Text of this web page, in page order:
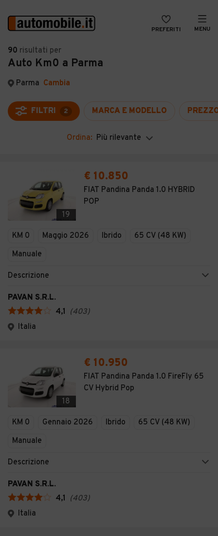
PREFERITI MENU
Auto
Auto usate
Auto Km 0
Auto Nuove
Noleggio a lungo termine
Moto
Camper
Veicoli Commerciali
VENDI
MAGAZINE
ACCEDI
90 risultati per
Auto Km0 a Parma
Parma Cambia
FILTRI 2 MARCA E MODELLO
Ordina: Più rilevante
19
€ 10.850
FIAT Pandina Panda 1.0 HYBRID
POP
KM 0 Maggio 2026 Ibrido
65 CV (48 KW)
Manuale
Descrizione
PAVAN S.R.L.
4,1 (403)
Italia
18
€ 10.950
FIAT Pandina Panda 1.0 FireFly 65
CV Hybrid Pop
KM 0 Gennaio 2026 Ibrido
65 CV (48 KW)
Manuale
Descrizione
PAVAN S.R.L.
4,1 (403)
Italia